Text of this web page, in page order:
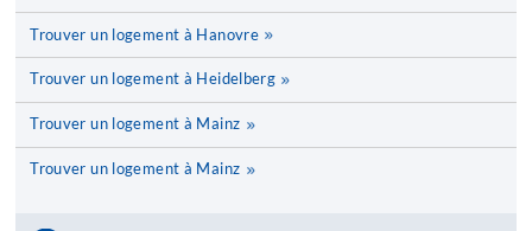
Trouver un logement à Hanovre
Trouver un logement à Heidelberg
Trouver un logement à Mainz
Trouver un logement à Mainz